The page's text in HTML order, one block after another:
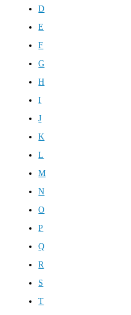
D
E
F
G
H
I
J
K
L
M
N
O
P
Q
R
S
T